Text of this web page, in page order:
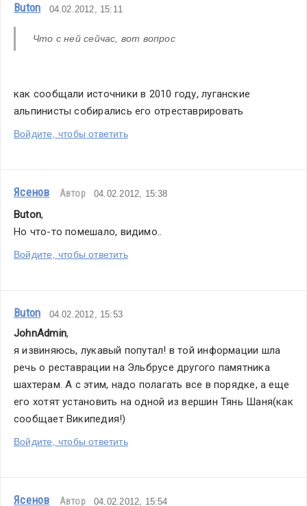
Buton 04.02.2012, 15:11
Что с ней сейчас, вот вопрос
как сообщали источники в 2010 году, луганские
альпинисты собирались его отреставрировать
Войдите, чтобы ответить
Ясенов Автор 04.02.2012, 15:38
Buton,
Но что-то помешало, видимо..
Войдите, чтобы ответить
Buton 04.02.2012, 15:53
JohnAdmin,
я извиняюсь, лукавый попутал! в той информации шла
речь о реставрации на Эльбрусе другого памятника
шахтерам. А с этим, надо полагать все в порядке, а еще
его хотят установить на одной из вершин Тянь Шаня(как
сообщает Википедия!)
Войдите, чтобы ответить
Ясенов Автор 04.02.2012, 15:54